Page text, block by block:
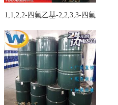
1,1,2,2-四氟乙基-2,2,3,3-四氟